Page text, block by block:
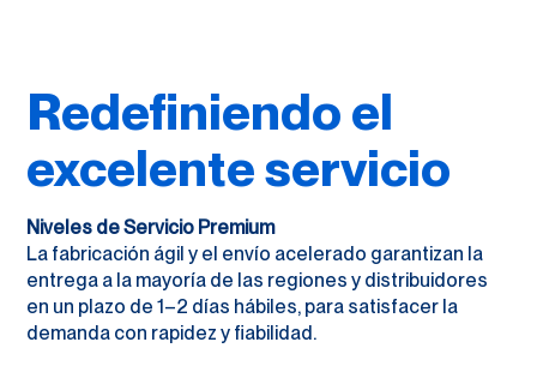
Redefiniendo el
excelente servicio
Niveles de Servicio Premium
La fabricación ágil y el envío acelerado garantizan la
entrega a la mayoría de las regiones y distribuidores
en un plazo de 1–2 días hábiles, para satisfacer la
demanda con rapidez y fiabilidad.